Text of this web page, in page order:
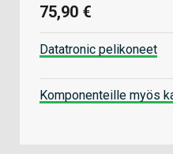
75,90 €
Datatronic pelikoneet
Komponenteille myös